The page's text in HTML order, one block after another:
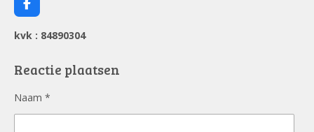
F
a
c
e
o
kvk : 84890304
Reactie plaatsen
Naam *